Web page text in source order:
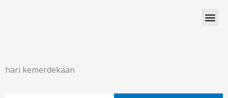
hari kemerdekaan